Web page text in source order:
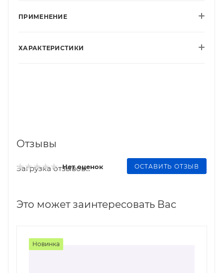
ПРИМЕНЕНИЕ
ХАРАКТЕРИСТИКИ
Отзывы
Нет оценок ОСТАВИТЬ ОТЗЫВ
Загрузка отзывов...
Это может заинтересовать Вас
Новинка